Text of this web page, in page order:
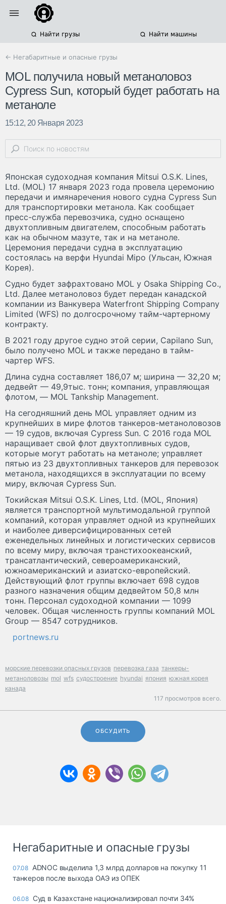
Найти грузы Найти машины
← Негабаритные и опасные грузы
MOL получила новый метаноловоз
Cypress Sun, который будет работать на
метаноле
15:12, 20 Января 2023
Японская судоходная компания Mitsui O.S.K. Lines,
Ltd. (MOL) 17 января 2023 года провела церемонию
передачи и имянаречения нового судна Cypress Sun
для транспортировки метанола. Как сообщает
пресс-служба перевозчика, судно оснащено
двухтопливным двигателем, способным работать
как на обычном мазуте, так и на метаноле.
Церемония передачи судна в эксплуатацию
состоялась на верфи Hyundai Mipo (Ульсан, Южная
Корея).
Судно будет зафрахтовано MOL у Osaka Shipping Co.,
Ltd. Далее метаноловоз будет передан канадской
компании из Ванкувера Waterfront Shipping Company
Limited (WFS) по долгосрочному тайм-чартерному
контракту.
В 2021 году другое судно этой серии, Capilano Sun,
было получено MOL и также передано в тайм-
чартер WFS.
Длина судна составляет 186,07 м; ширина — 32,20 м;
дедвейт — 49,9тыс. тонн; компания, управляющая
флотом, — MOL Tankship Management.
На сегодняшний день MOL управляет одним из
крупнейших в мире флотов танкеров-метаноловозов
— 19 судов, включая Cypress Sun. С 2016 года MOL
наращивает свой флот двухтопливных судов,
которые могут работать на метаноле; управляет
пятью из 23 двухтопливных танкеров для перевозок
метанола, находящихся в эксплуатации по всему
миру, включая Cypress Sun.
Токийская Mitsui O.S.K. Lines, Ltd. (MOL, Япония)
является транспортной мультимодальной группой
компаний, которая управляет одной из крупнейших
и наиболее диверсифицированных сетей
еженедельных линейных и логистических сервисов
по всему миру, включая транстихоокеанский,
трансатлантический, североамериканский,
южноамериканский и азиатско-европейский.
Действующий флот группы включает 698 судов
разного назначения общим дедвейтом 50,8 млн
тонн. Персонал судоходной компании — 1099
человек. Общая численность группы компаний MOL
Group — 8547 сотрудников.
portnews.ru
морские перевозки опасных грузов перевозка газа танкеры-
метаноловозы mol wfs судостроение hyundai япония южная корея
канада
117 просмотров всего.
ОБСУДИТЬ
Негабаритные и опасные грузы
07.08 ADNOC выделила 1,3 млрд долларов на покупку 11
танкеров после выхода ОАЭ из ОПЕК
06.08 Суд в Казахстане национализировал почти 34%